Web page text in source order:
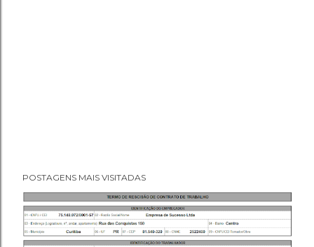
POSTAGENS MAIS VISITADAS